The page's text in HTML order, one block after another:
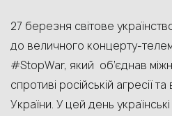
27 березня світове
до величного концерту-
#StopWar, який об’єднав
спротиві російській агресії
України. У цей день